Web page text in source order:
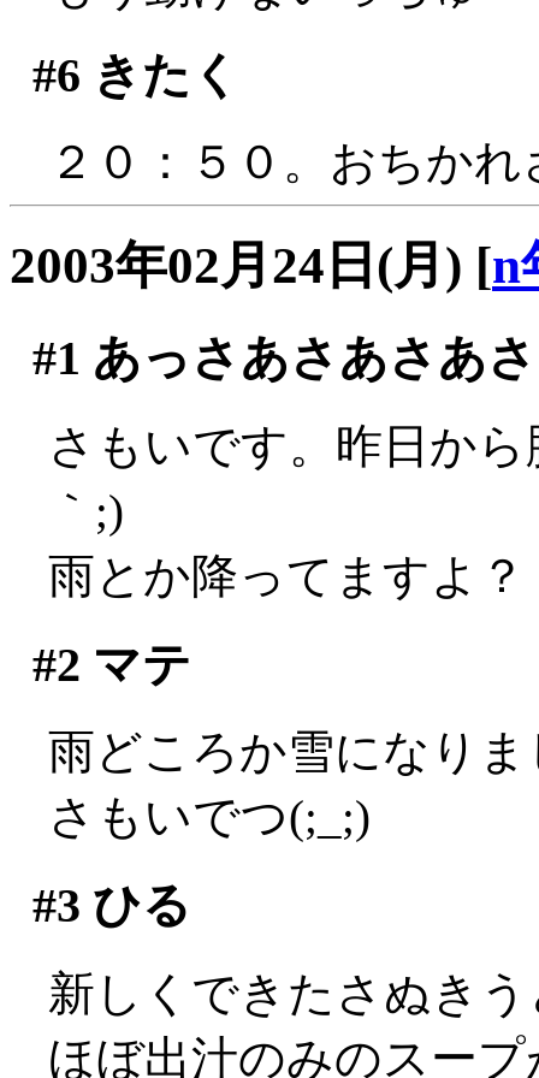
#6 きたく
２０：５０。おちか
2003年02月24日(月) [n
#1 あっさあさあさあ
さもいです。昨日か
｀;)
雨とか降ってますよ？
#2 マテ
雨どころか雪になり
さもいでつ(;_;)
#3 ひる
新しくできたさぬき
ほぼ出汁のみのスー